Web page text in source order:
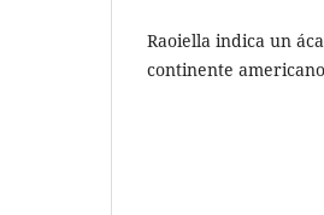
Raoiella indica un
continente